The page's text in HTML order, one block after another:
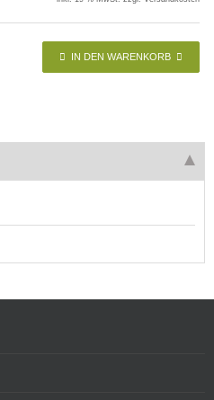
IN DEN WARENKORB